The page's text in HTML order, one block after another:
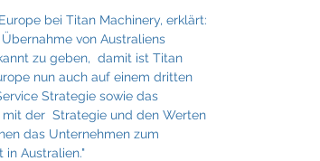
Frigologo GGW Gruber
bei Titan Machinery, erklärt:
von Australiens
zu geben,  damit ist Titan
nun auch auf einem dritten
Strategie sowie das
der  Strategie und den Werten
das Unternehmen zum
Australien."